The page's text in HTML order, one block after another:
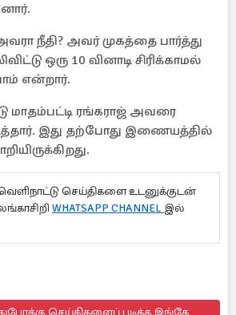
நீதி? அவர் முகத்தை பார்த்து
ஒரு 10 வினாடி சிரிக்காமல்
என்றார்.
மாதம்பட்டி ரங்கராஜ் அவரை
இது தற்போது இணையத்தில்
செய்திகளை உடனுக்குடன்
WHATSAPP CHANNEL இல்
செய்திகளைப் படிக்க இங்கே